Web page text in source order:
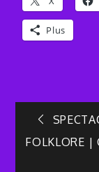
Plus
FOLKLORE |